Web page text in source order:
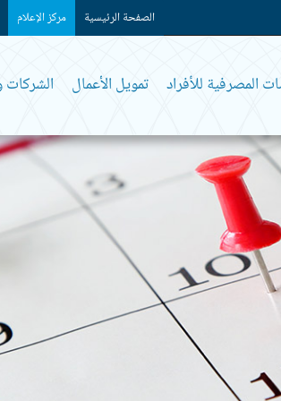
الصفحة الرئيسية مركز الإعلام
المصرفية للأفراد تمويل الأعمال الشركات